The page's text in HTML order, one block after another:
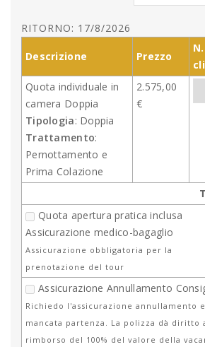
RITORNO: 17/8/2026
Descrizione Prezzo
N.
Quota individuale in
camera Doppia
Tipologia: Doppia
Trattamento:
Pernottamento e
Prima Colazione
2.575,00
€
Quota apertura pratica inclusa
Assicurazione medico-bagaglio
Assicurazione obbligatoria per la
prenotazione del tour
Assicurazione Annullamento
Richiedo l'assicurazione annullamento e
mancata partenza. La polizza dà diritto
rimborso del 100% del valore della